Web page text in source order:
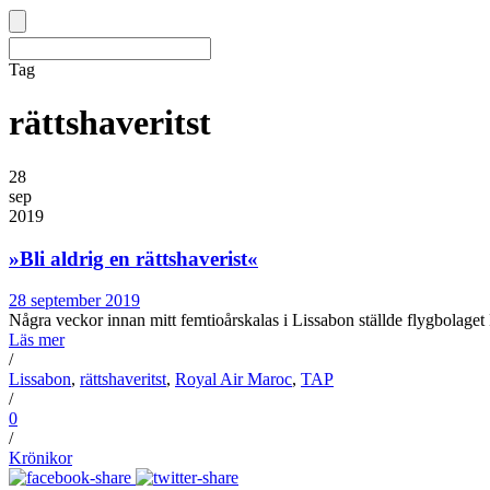
Tag
rättshaveritst
28
sep
2019
»Bli aldrig en rättshaverist«
28 september 2019
Några veckor innan mitt femtioårskalas i Lissabon ställde
Läs mer
/
Lissabon, rättshaveritst, Royal Air Maroc, TAP
/
0
/
Krönikor